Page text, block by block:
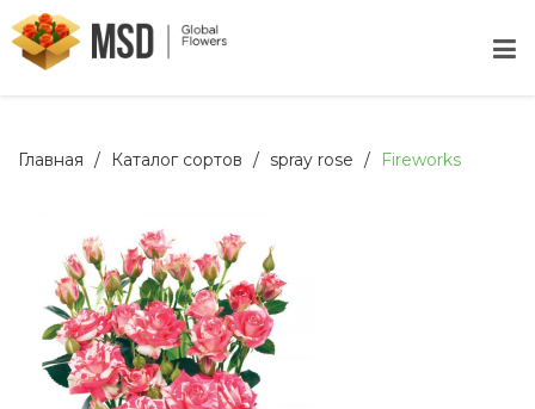
Главная Каталог сортов spray rose Fireworks